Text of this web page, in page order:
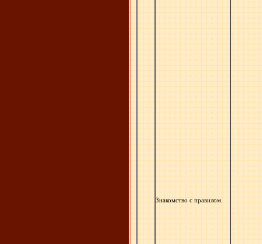
Знакомство с правилом.